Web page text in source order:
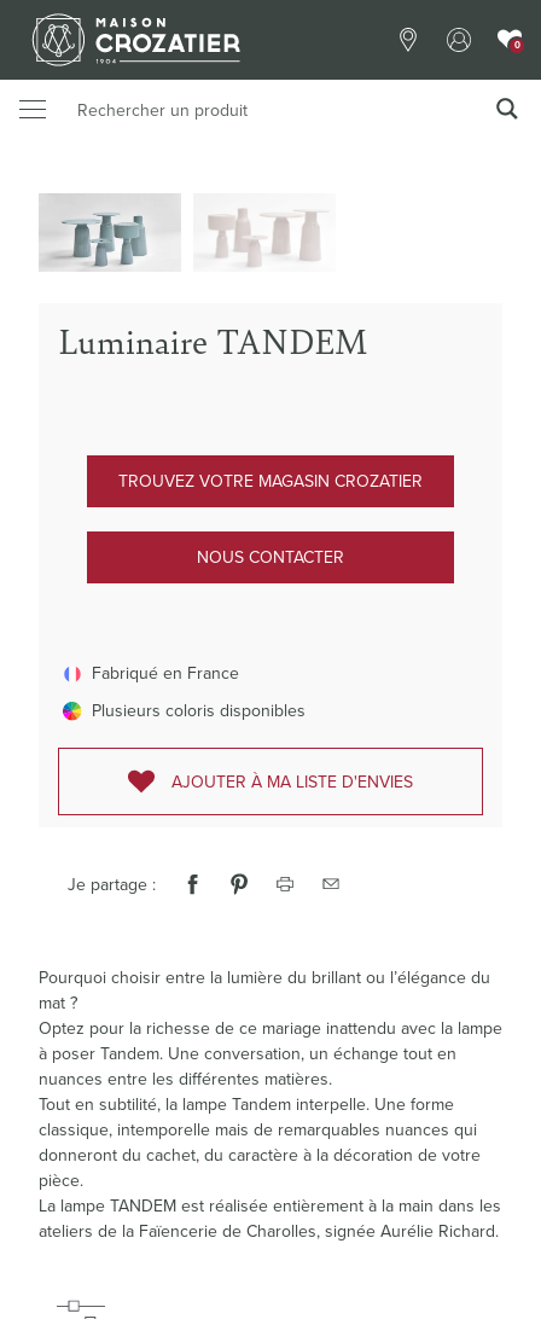
0
Luminaire TANDEM
TROUVEZ VOTRE MAGASIN CROZATIER
NOUS CONTACTER
Fabriqué en France
Plusieurs coloris disponibles
AJOUTER À MA LISTE D'ENVIES
Je partage :
Pourquoi choisir entre la lumière du brillant ou l’élégance du
mat ?
Optez pour la richesse de ce mariage inattendu avec la lampe
à poser Tandem. Une conversation, un échange tout en
nuances entre les différentes matières.
Tout en subtilité, la lampe Tandem interpelle. Une forme
classique, intemporelle mais de remarquables nuances qui
donneront du cachet, du caractère à la décoration de votre
pièce.
La lampe TANDEM est réalisée entièrement à la main dans les
ateliers de la Faïencerie de Charolles, signée Aurélie Richard.